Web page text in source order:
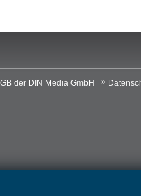
der DIN Media GmbH